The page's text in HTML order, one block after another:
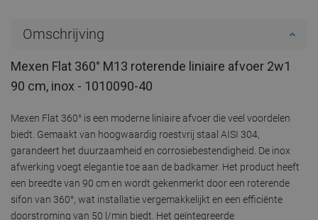
Omschrijving
Mexen Flat 360° M13 roterende liniaire afvoer 2w1
90 cm, inox - 1010090-40
Mexen Flat 360° is een moderne liniaire afvoer die veel voordelen
biedt. Gemaakt van hoogwaardig roestvrij staal AISI 304,
garandeert het duurzaamheid en corrosiebestendigheid. De inox
afwerking voegt elegantie toe aan de badkamer. Het product heeft
een breedte van 90 cm en wordt gekenmerkt door een roterende
sifon van 360°, wat installatie vergemakkelijkt en een efficiënte
doorstroming van 50 l/min biedt. Het geïntegreerde